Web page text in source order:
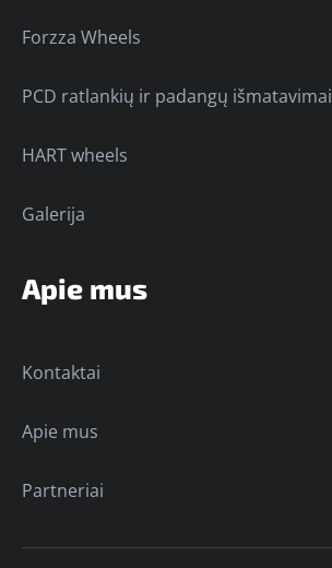
Forzza Wheels
PCD ratlankių ir padangų išmatavimai
HART wheels
Galerija
Apie mus
Kontaktai
Apie mus
Partneriai